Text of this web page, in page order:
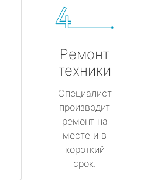
Ремонт
техники
Специалист
производит
ремонт на
месте и в
короткий
срок.